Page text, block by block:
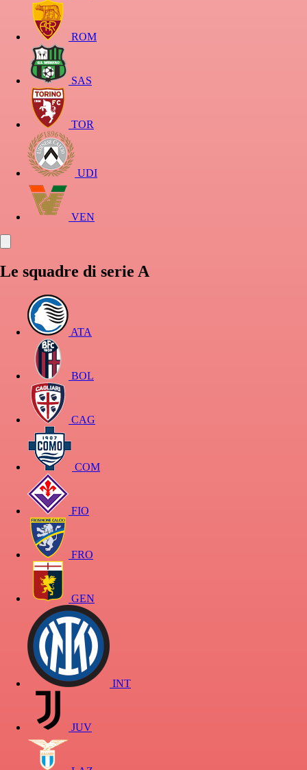
ROM
SAS
TOR
UDI
VEN
Le squadre di serie A
ATA
BOL
CAG
COM
FIO
FRO
GEN
INT
JUV